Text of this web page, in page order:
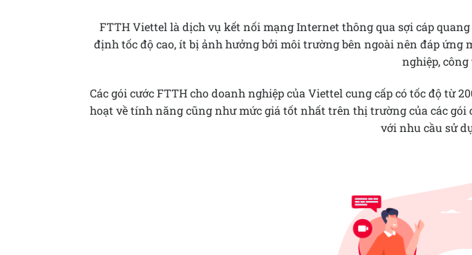
FTTH Viettel là dịch vụ kết nối mạng Internet thông qua sợi cáp
định tốc độ cao, ít bị ảnh hưởng bởi môi trường bên ngoài nên đáp
nghiệp, công
Các gói cước FTTH cho doanh nghiệp của Viettel cung cấp có tốc độ từ
hoạt về tính năng cũng như mức giá tốt nhất trên thị trường của các gói
với nhu cầu sử